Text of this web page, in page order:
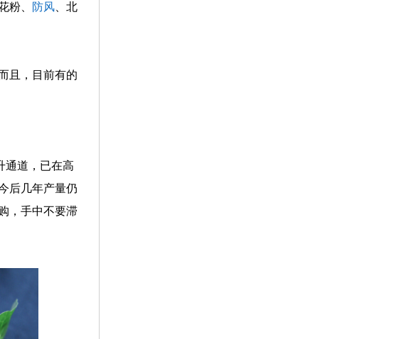
粉、 防风 、北
且，目前有的
通道，已在高
后几年产量仍
，手中不要滞